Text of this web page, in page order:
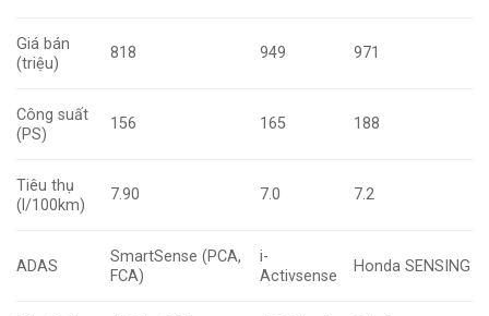
Giá bán
(triệu)
818 949 971
Công suất
(PS)
156 165 188
Tiêu thụ
(l/100km)
7.90 7.0 7.2
ADAS
SmartSense (PCA,
FCA)
i-
Activsense
Honda SENSING